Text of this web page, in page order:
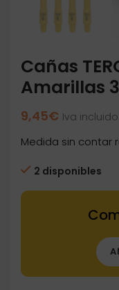
Cañas
Amarillas
9,45€ Iva incluido
Medida sin contar
2 disponibles